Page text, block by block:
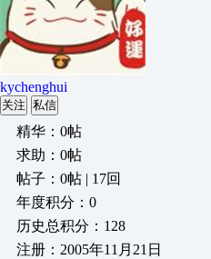
kychenghui
关注 私信
精华：0帖
求助：0帖
帖子：0帖 | 17回
年度积分：0
历史总积分：128
注册：2005年11月21日